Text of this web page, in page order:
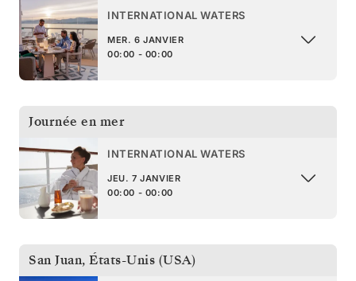
INTERNATIONAL WATERS
MER. 6 JANVIER
00:00 - 00:00
Journée en mer
INTERNATIONAL WATERS
JEU. 7 JANVIER
00:00 - 00:00
San Juan, États-Unis (USA)